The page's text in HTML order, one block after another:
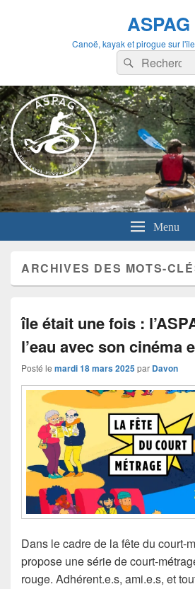
ASPAG
Canoë, kayak et pirogue sur
Recherche :
Rechercher
Menu
ARCHIVES DES MOTS-
île était une fois :
l’eau avec son cinéma
Posté le mardi 18 mars 2025par Davon
Dans le cadre de la fête du court-
propose une série de court-
rouge. Adhérent.e.s, ami.e.s, et